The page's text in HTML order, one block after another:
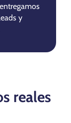
y
reales